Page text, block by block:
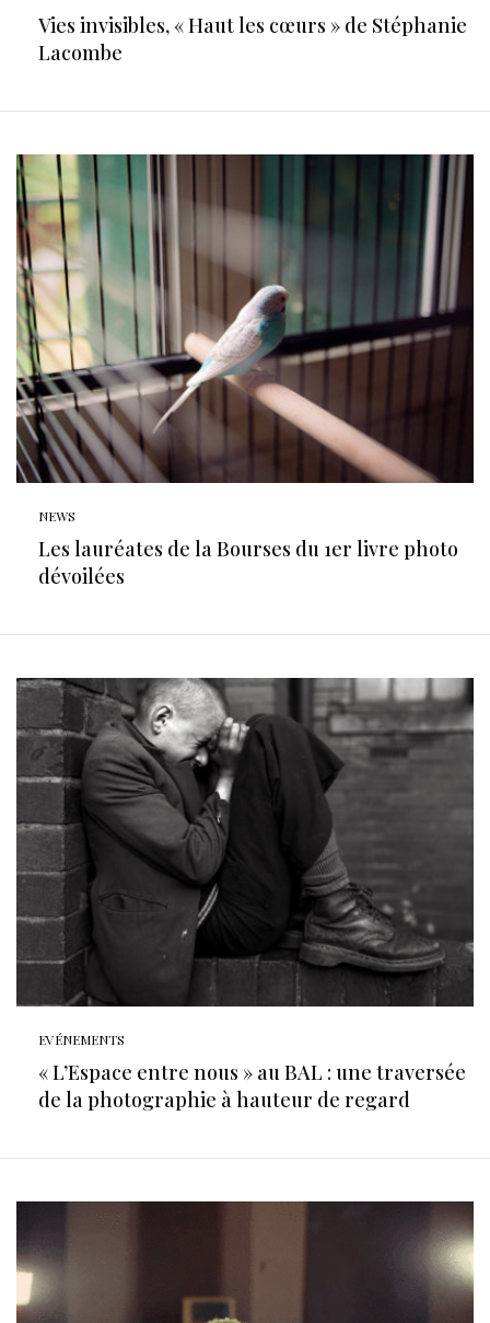
Vies invisibles, « Haut les cœurs » de Stéphanie
Lacombe
NEWS
Les lauréates de la Bourses du 1er livre photo
dévoilées
EVÉNEMENTS
« L’Espace entre nous » au BAL : une traversée
de la photographie à hauteur de regard